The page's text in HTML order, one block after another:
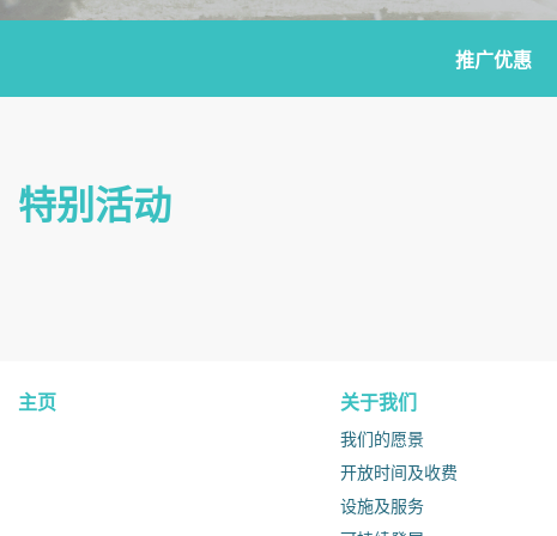
推广优惠
特别活动
主页 关于我们
我们的愿景
开放时间及收费
设施及服务